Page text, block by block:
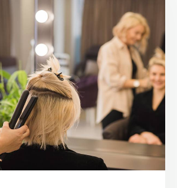
08502421818
REZERVASYON